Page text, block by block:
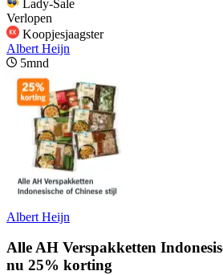
Lady-Sale
Verlopen
Koopjesjaagster
Albert Heijn
5mnd
Albert Heijn
Alle AH Verspakketten
nu 25% korting